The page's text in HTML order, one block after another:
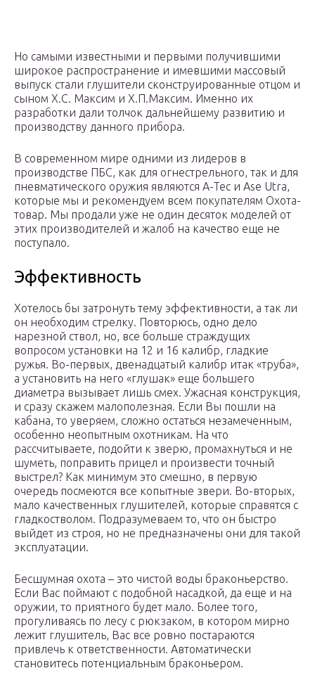
Но самыми известными и первыми получившими
широкое распространение и имевшими массовый
выпуск стали глушители сконструированные отцом и
сыном Х.С. Максим и Х.П.Максим. Именно их
разработки дали толчок дальнейшему развитию и
производству данного прибора.
В современном мире одними из лидеров в
производстве ПБС, как для огнестрельного, так и для
пневматического оружия являются A-Tec и Ase Utra,
которые мы и рекомендуем всем покупателям Охота-
товар. Мы продали уже не один десяток моделей от
этих производителей и жалоб на качество еще не
поступало.
Эффективность
Хотелось бы затронуть тему эффективности, а так ли
он необходим стрелку. Повторюсь, одно дело
нарезной ствол, но, все больше страждущих
вопросом установки на 12 и 16 калибр, гладкие
ружья. Во-первых, двенадцатый калибр итак «труба»,
а установить на него «глушак» еще большего
диаметра вызывает лишь смех. Ужасная конструкция,
и сразу скажем малополезная. Если Вы пошли на
кабана, то уверяем, сложно остаться незамеченным,
особенно неопытным охотникам. На что
рассчитываете, подойти к зверю, промахнуться и не
шуметь, поправить прицел и произвести точный
выстрел? Как минимум это смешно, в первую
очередь посмеются все копытные звери. Во-вторых,
мало качественных глушителей, которые справятся с
гладкостволом. Подразумеваем то, что он быстро
выйдет из строя, но не предназначены они для такой
эксплуатации.
Бесшумная охота – это чистой воды браконьерство.
Если Вас поймают с подобной насадкой, да еще и на
оружии, то приятного будет мало. Более того,
прогуливаясь по лесу с рюкзаком, в котором мирно
лежит глушитель, Вас все ровно постараются
привлечь к ответственности. Автоматически
становитесь потенциальным браконьером.